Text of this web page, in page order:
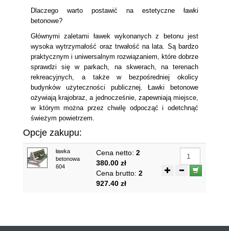
Dlaczego warto postawić na estetyczne ławki
betonowe?
Głównymi zaletami ławek wykonanych z betonu jest
wysoka wytrzymałość oraz trwałość na lata. Są bardzo
praktycznym i uniwersalnym rozwiązaniem, które dobrze
sprawdzi się w parkach, na skwerach, na terenach
rekreacyjnych, a także w bezpośredniej okolicy
budynków użyteczności publicznej. Ławki betonowe
ożywiają krajobraz, a jednocześnie, zapewniają miejsce,
w którym można przez chwilę odpocząć i odetchnąć
świeżym powietrzem.
Opcje zakupu:
ławka
betonowa
604
Cena netto: 2
380.00 zł
Cena brutto: 2
927.40 zł